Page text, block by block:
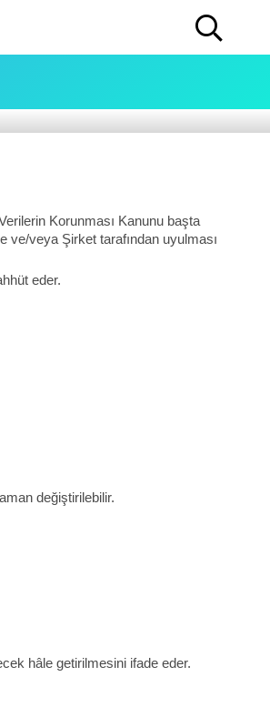
Korunması Kanunu başta
veya Şirket tarafından uyulması
eder.
değiştirilebilir.
hâle getirilmesini ifade eder.